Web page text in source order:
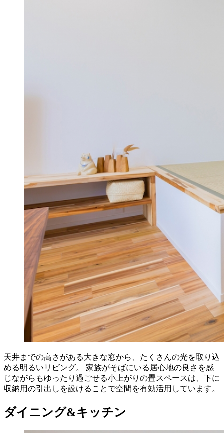
天井までの高さがある大きな窓から、たくさんの光を取り込
める明るいリビング。 家族がそばにいる居心地の良さを感
じながらもゆったり過ごせる小上がりの畳スペースは、下に
収納用の引出しを設けることで空間を有効活用しています。
ダイニング&キッチン